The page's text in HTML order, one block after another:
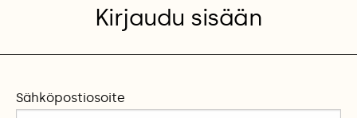
Kirjaudu sisään
Sähköpostiosoite